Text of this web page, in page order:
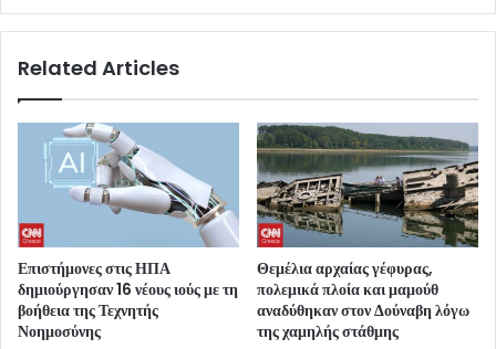
Related Articles
Επιστήμονες στις ΗΠΑ
δημιούργησαν 16 νέους ιούς με τη
βοήθεια της Τεχνητής
Νοημοσύνης
Θεμέλια αρχαίας γέφυρας,
πολεμικά πλοία και μαμούθ
αναδύθηκαν στον Δούναβη λόγω
της χαμηλής στάθμης